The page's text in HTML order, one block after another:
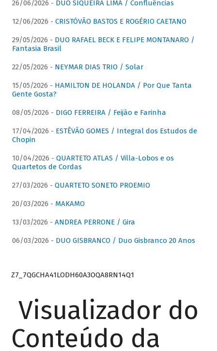
26/06/2026 - DUO SIQUEIRA LIMA / Confluências
12/06/2026 - CRISTÓVÃO BASTOS E ROGÉRIO CAETANO
29/05/2026 - DUO RAFAEL BECK E FELIPE MONTANARO /
Fantasia Brasil
22/05/2026 - NEYMAR DIAS TRIO / Solar
15/05/2026 - HAMILTON DE HOLANDA / Por Que Tanta
Gente Gosta?
08/05/2026 - DIGO FERREIRA / Feijão e Farinha
17/04/2026 - ESTÊVÃO GOMES / Integral dos Estudos de
Chopin
10/04/2026 - QUARTETO ATLAS / Villa-Lobos e os
Quartetos de Cordas
27/03/2026 - QUARTETO SONETO PROEMIO
20/03/2026 - MAKAMO
13/03/2026 - ANDREA PERRONE / Gira
06/03/2026 - DUO GISBRANCO / Duo Gisbranco 20 Anos
Z7_7QGCHA41LODH60A3OQA8RN14Q1
Visualizador do
Conteúdo da